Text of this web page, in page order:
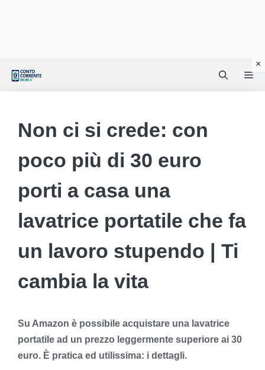
Non ci si crede: con
poco più di 30 euro
porti a casa una
lavatrice portatile che fa
un lavoro stupendo | Ti
cambia la vita
Su Amazon è possibile acquistare una lavatrice
portatile ad un prezzo leggermente superiore ai 30
euro. È pratica ed utilissima: i dettagli.